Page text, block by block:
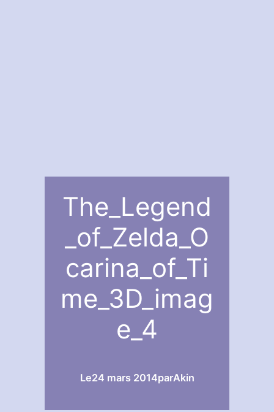
The_Legend
_of_Zelda_O
carina_of_Ti
me_3D_imag
e_4
Le24 mars 2014parAkin